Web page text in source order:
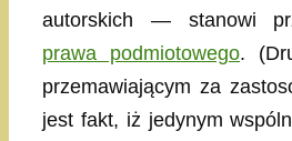
autorskich — stanowi
prawa podmiotowego.
przemawiającym za
jest fakt, iż jedynym